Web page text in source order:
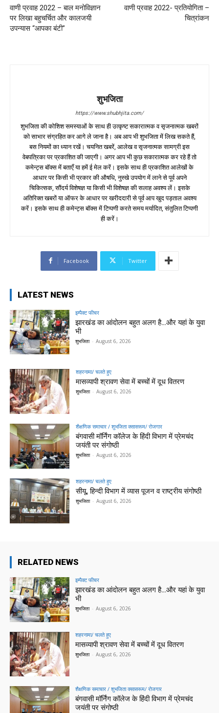
वाणी प्रवाह 2022 – बाल मनोविज्ञान
पर लिखा बहुचर्चित और कालजयी
उपन्यास “आपका बंटी”
वाणी प्रवाह 2022- प्रतियोगिता –
चित्रांकन
शुभजिता
https://www.shubhjita.com/
शुभजिता की कोशिश समस्याओं के साथ ही उत्कृष्ट सकारात्मक व सृजनात्मक खबरों
को साभार संग्रहित कर आगे ले जाना है। अब आप भी शुभजिता में लिख सकते हैं,
बस नियमों का ध्यान रखें। चयनित खबरें, आलेख व सृजनात्मक सामग्री इस
वेबपत्रिका पर प्रकाशित की जाएगी। अगर आप भी कुछ सकारात्मक कर रहे हैं तो
कमेन्ट्स बॉक्स में बताएँ या हमें ई मेल करें। इसके साथ ही प्रकाशित आलेखों के
आधार पर किसी भी प्रकार की औषधि, नुस्खे उपयोग में लाने से पूर्व अपने
चिकित्सक, सौंदर्य विशेषज्ञ या किसी भी विशेषज्ञ की सलाह अवश्य लें। इसके
अतिरिक्त खबरों या ऑफर के आधार पर खरीददारी से पूर्व आप खुद पड़ताल अवश्य
करें। इसके साथ ही कमेन्ट्स बॉक्स में टिप्पणी करते समय मर्यादित, संतुलित टिप्पणी
ही करें।
Facebook Twitter
LATEST NEWS
इम्पैक्ट फीचर
झारखंड का आंदोलन बहुत अलग है…और यहां के युवा
भी
शुभजिता - August 6, 2026
शहरनामा/ चलते हुए
मासव्यापी श्रावण सेवा में बच्चों में दूध वितरण
शुभजिता - August 6, 2026
शैक्षणिक समाचार / शुभजिता क्सासरूम/ रोजगार
बंगवासी मॉर्निंग कॉलेज के हिंदी विभाग में प्रेमचंद
जयंती पर संगोष्ठी
शुभजिता - August 6, 2026
शहरनामा/ चलते हुए
सीयू, हिन्दी विभाग में व्यास पूजन व राष्ट्रीय संगोष्ठी
शुभजिता - August 6, 2026
RELATED NEWS
इम्पैक्ट फीचर
झारखंड का आंदोलन बहुत अलग है…और यहां के युवा
भी
शुभजिता - August 6, 2026
शहरनामा/ चलते हुए
मासव्यापी श्रावण सेवा में बच्चों में दूध वितरण
शुभजिता - August 6, 2026
शैक्षणिक समाचार / शुभजिता क्सासरूम/ रोजगार
बंगवासी मॉर्निंग कॉलेज के हिंदी विभाग में प्रेमचंद
जयंती पर संगोष्ठी